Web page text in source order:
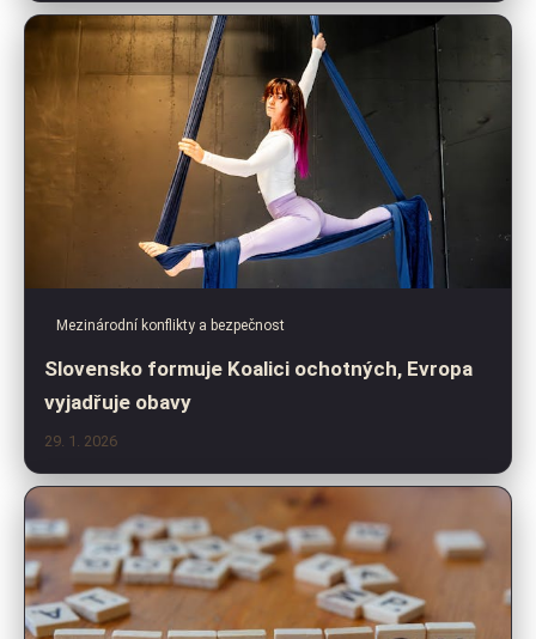
Mezinárodní konflikty a bezpečnost
Slovensko formuje Koalici ochotných, Evropa
vyjadřuje obavy
29. 1. 2026